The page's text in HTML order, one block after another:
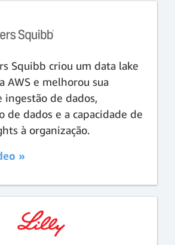
Squibb criou um data lake
AWS e melhorou sua
ingestão de dados,
de dados e a capacidade de
à organização.
»